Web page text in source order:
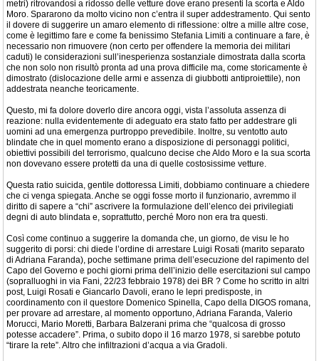
metri) ritrovandosi a ridosso delle vetture dove erano presenti la scorta e Aldo
Moro. Spararono da molto vicino non c’entra il super addestramento. Qui sento
il dovere di suggerire un amaro elemento di riflessione: oltre a mille altre cose,
come è legittimo fare e come fa benissimo Stefania Limiti a continuare a fare, è
necessario non rimuovere (non certo per offendere la memoria dei militari
caduti) le considerazioni sull’inesperienza sostanziale dimostrata dalla scorta
che non solo non risultò pronta ad una prova difficile ma, come storicamente è
dimostrato (dislocazione delle armi e assenza di giubbotti antiproiettile), non
addestrata neanche teoricamente.
Questo, mi fa dolore doverlo dire ancora oggi, vista l’assoluta assenza di
reazione: nulla evidentemente di adeguato era stato fatto per addestrare gli
uomini ad una emergenza purtroppo prevedibile. Inoltre, su ventotto auto
blindate che in quel momento erano a disposizione di personaggi politici,
obiettivi possibili del terrorismo, qualcuno decise che Aldo Moro e la sua scorta
non dovevano essere protetti da una di quelle costosissime vetture.
Questa ratio suicida, gentile dottoressa Limiti, dobbiamo continuare a chiedere
che ci venga spiegata. Anche se oggi fosse morto il funzionario, avremmo il
diritto di sapere a “chi” ascrivere la formulazione dell’elenco dei privilegiati
degni di auto blindata e, soprattutto, perché Moro non era tra questi.
Così come continuo a suggerire la domanda che, un giorno, de visu le ho
suggerito di porsi: chi diede l’ordine di arrestare Luigi Rosati (marito separato
di Adriana Faranda), poche settimane prima dell’esecuzione del rapimento del
Capo del Governo e pochi giorni prima dell’inizio delle esercitazioni sul campo
(sopralluoghi in via Fani, 22/23 febbraio 1978) dei BR ? Come ho scritto in altri
post, Luigi Rosati e Giancarlo Davoli, erano le lepri predisposte, in
coordinamento con il questore Domenico Spinella, Capo della DIGOS romana,
per provare ad arrestare, al momento opportuno, Adriana Faranda, Valerio
Morucci, Mario Moretti, Barbara Balzerani prima che “qualcosa di grosso
potesse accadere”. Prima, o subito dopo il 16 marzo 1978, si sarebbe potuto
“tirare la rete”. Altro che infiltrazioni d’acqua a via Gradoli.